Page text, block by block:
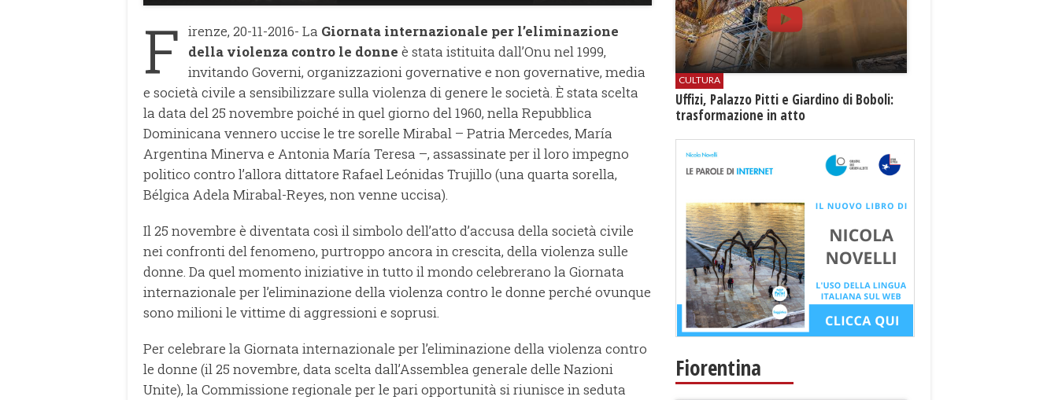
F irenze, 20-11-2016- La Giornata internazionale per l’eliminazione
della violenza contro le donne è stata istituita dall’Onu nel 1999,
invitando Governi, organizzazioni governative e non governative, media
e società civile a sensibilizzare sulla violenza di genere le società. È stata scelta
la data del 25 novembre poiché in quel giorno del 1960, nella Repubblica
Dominicana vennero uccise le tre sorelle Mirabal – Patria Mercedes, María
Argentina Minerva e Antonia María Teresa –, assassinate per il loro impegno
politico contro l’allora dittatore Rafael Leónidas Trujillo (una quarta sorella,
Bélgica Adela Mirabal-Reyes, non venne uccisa).
Il 25 novembre è diventata così il simbolo dell’atto d’accusa della società civile
nei confronti del fenomeno, purtroppo ancora in crescita, della violenza sulle
donne. Da quel momento iniziative in tutto il mondo celebrerano la Giornata
internazionale per l’eliminazione della violenza contro le donne perché ovunque
sono milioni le vittime di aggressioni e soprusi.
Per celebrare la Giornata internazionale per l’eliminazione della violenza contro
le donne (il 25 novembre, data scelta dall’Assemblea generale delle Nazioni
Unite), la Commissione regionale per le pari opportunità si riunisce in seduta
CULTURA
Uffizi, Palazzo Pitti e Giardino di Boboli:
trasformazione in atto
Fiorentina